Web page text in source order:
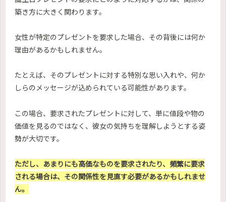
築き方に大きく関わります。
女性が特定のプレゼントを要求した場合、その背後には何か
理由があるかもしれません。
たとえば、そのプレゼントに対する特別な思い入れや、何か
しらのメッセージが込められている可能性があります。
この場合、要求されたプレゼントに対して、単に値段や物の
価値を見るのではなく、彼女の気持ちを理解しようとする姿
勢が大切です。
ただし、あまりにも高価なものを要求されたり、頻繁に要求
される場合は、その関係性を見直す必要があるかもしれませ
ん。